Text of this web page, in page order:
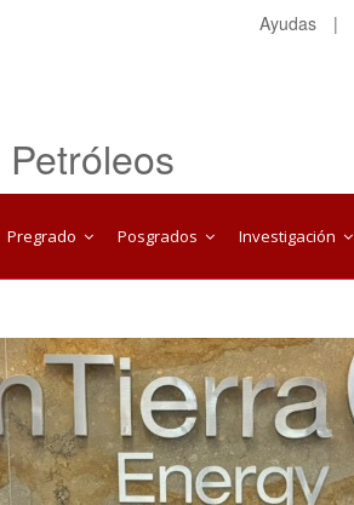
Ayudas |
Pregrado Posgrados Investigación